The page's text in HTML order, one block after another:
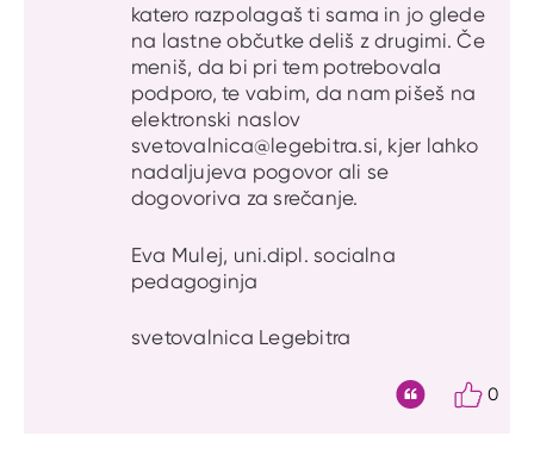
katero razpolagaš ti sama in jo glede
na lastne občutke deliš z drugimi. Če
meniš, da bi pri tem potrebovala
podporo, te vabim, da nam pišeš na
elektronski naslov
svetovalnica@legebitra.si, kjer lahko
nadaljujeva pogovor ali se
dogovoriva za srečanje.
Eva Mulej, uni.dipl. socialna
pedagoginja
svetovalnica Legebitra
0